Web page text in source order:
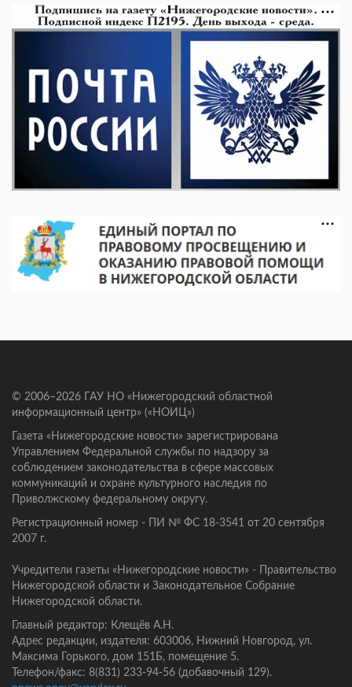
© 2006–2026 ГАУ НО «Нижегородский областной
информационный центр» («НОИЦ»)
Газета «Нижегородские новости» зарегистрирована
Управлением Федеральной службы по надзору за
соблюдением законодательства в сфере массовых
коммуникаций и охране культурного наследия по
Приволжскому федеральному округу.
Регистрационный номер - ПИ № ФС 18-3541 от 20 сентября
2007 г.
Учредители газеты «Нижегородские новости» - Правительство
Нижегородской области и Законодательное Собрание
Нижегородской области.
Главный редактор: Клещёв А.Н.
Адрес редакции, издателя: 603006, Нижний Новгород, ул.
Максима Горького, дом 151Б, помещение 5.
Телефон/факс: 8(831) 233-94-56 (добавочный 129).